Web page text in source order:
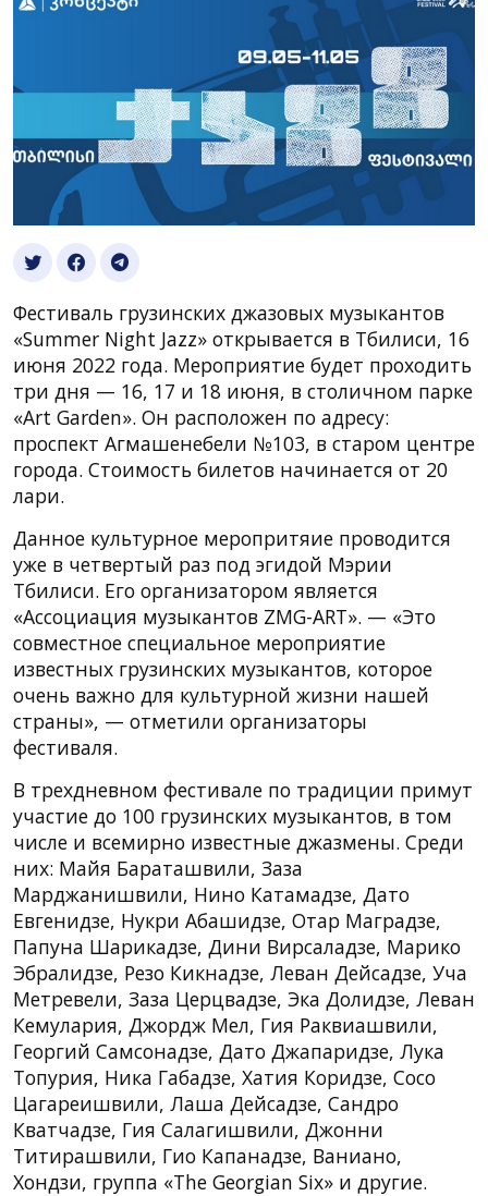
Фестиваль грузинских джазовых музыкантов
«Summer Night Jazz» открывается в Тбилиси, 16
июня 2022 года. Мероприятие будет проходить
три дня — 16, 17 и 18 июня, в столичном парке
«Art Garden». Он расположен по адресу:
проспект Агмашенебели №103, в старом центре
города. Стоимость билетов начинается от 20
лари.
Данное культурное меропритяие проводится
уже в четвертый раз под эгидой Мэрии
Тбилиси. Его организатором является
«Ассоциация музыкантов ZMG-ART». — «Это
совместное специальное мероприятие
известных грузинских музыкантов, которое
очень важно для культурной жизни нашей
страны», — отметили организаторы
фестиваля.
В трехдневном фестивале по традиции примут
участие до 100 грузинских музыкантов, в том
числе и всемирно известные джазмены. Среди
них: Майя Бараташвили, Заза
Марджанишвили, Нино Катамадзе, Дато
Евгенидзе, Нукри Абашидзе, Отар Маградзе,
Папуна Шарикадзе, Дини Вирсаладзе, Марико
Эбралидзе, Резо Кикнадзе, Леван Дейсадзе, Уча
Метревели, Заза Церцвадзе, Эка Долидзе, Леван
Кемулария, Джордж Мел, Гия Раквиашвили,
Георгий Самсонадзе, Дато Джапаридзе, Лука
Топурия, Ника Габадзе, Хатия Коридзе, Сосо
Цагареишвили, Лаша Дейсадзе, Сандро
Кватчадзе, Гия Салагишвили, Джонни
Титирашвили, Гио Капанадзе, Ваниано,
Хондзи, группа «The Georgian Six» и другие.